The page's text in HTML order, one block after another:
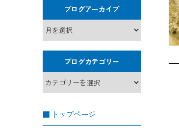
ブログアーカイブ
ブログカテゴリー
トップページ